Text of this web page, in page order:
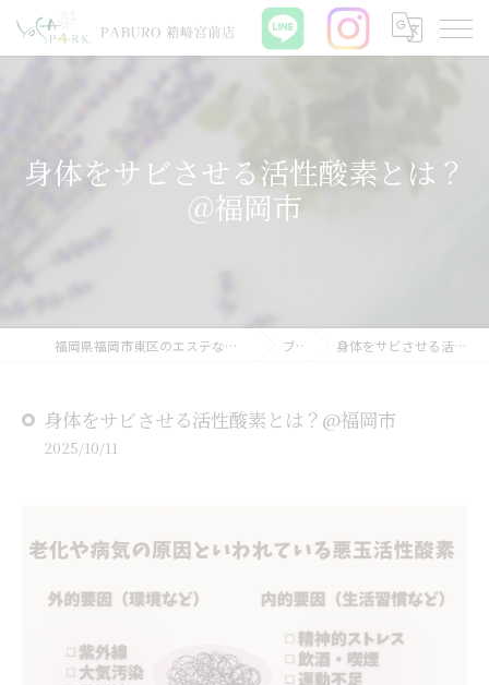
身体をサビさせる活性酸素とは？
@福岡市
福岡県福岡市東区のエステならYOSAPARK PABURO 箱崎宮前店 ブログ 身体をサビさせる活性酸素とは？@福岡市
身体をサビさせる活性酸素とは？@福岡市
2025/10/11